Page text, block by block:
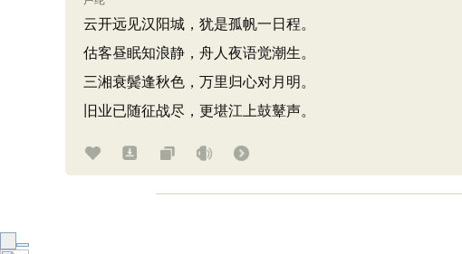
云开远见汉阳城，犹是孤帆一日程。
估客昼眠知浪静，舟人夜语觉潮生。
三湘衰鬓逢秋色，万里归心对月明。
旧业已随征战尽，更堪江上鼓鼙声。